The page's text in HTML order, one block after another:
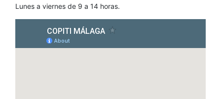
Lunes a viernes de 9 a 14 horas.